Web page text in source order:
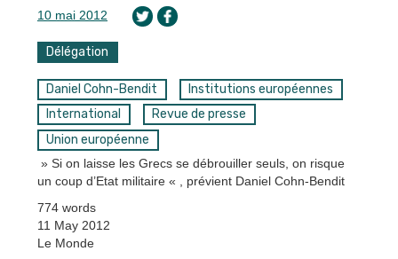
10 mai 2012
Délégation
Daniel Cohn-Bendit
Institutions européennes
International
Revue de presse
Union européenne
» Si on laisse les Grecs se débrouiller seuls, on risque
un coup d’Etat militaire « , prévient Daniel Cohn-Bendit
774 words
11 May 2012
Le Monde